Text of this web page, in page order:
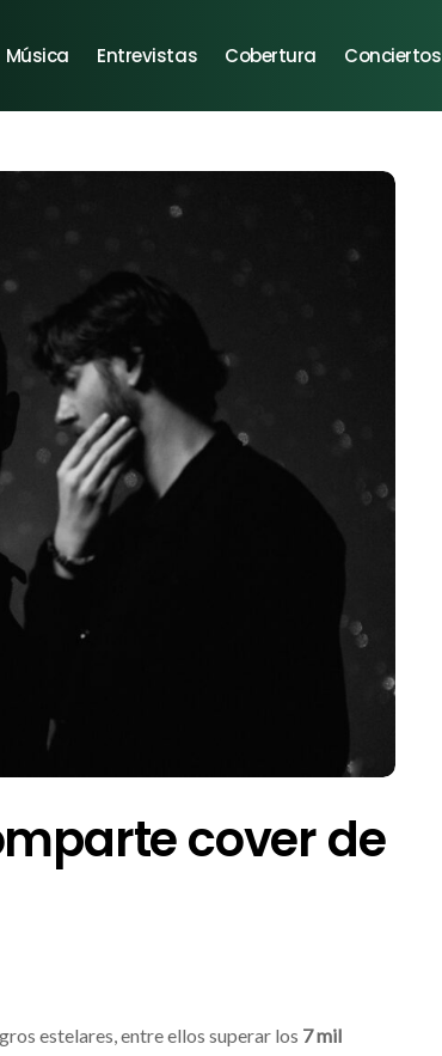
Música Entrevistas Cobertura Conciertos
cover de
estelares, entre ellos superar los 7 mil